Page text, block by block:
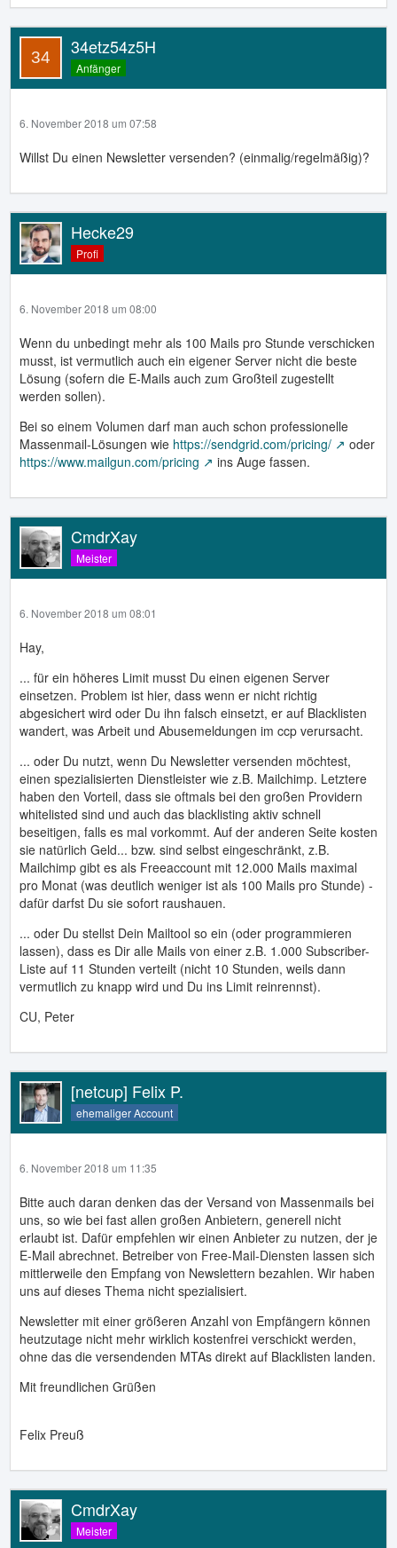
34etz54z5H
Anfänger
6. November 2018 um 07:58
Willst Du einen Newsletter versenden? (einmalig/regelmäßig)?
Hecke29
Profi
6. November 2018 um 08:00
Wenn du unbedingt mehr als 100 Mails pro Stunde verschicken
musst, ist vermutlich auch ein eigener Server nicht die beste
Lösung (sofern die E-Mails auch zum Großteil zugestellt
werden sollen).
Bei so einem Volumen darf man auch schon professionelle
Massenmail-Lösungen wie https://sendgrid.com/pricing/
oder
https://www.mailgun.com/pricing
ins Auge fassen.
CmdrXay
Meister
6. November 2018 um 08:01
Hay,
... für ein höheres Limit musst Du einen eigenen Server
einsetzen. Problem ist hier, dass wenn er nicht richtig
abgesichert wird oder Du ihn falsch einsetzt, er auf Blacklisten
wandert, was Arbeit und Abusemeldungen im ccp verursacht.
... oder Du nutzt, wenn Du Newsletter versenden möchtest,
einen spezialisierten Dienstleister wie z.B. Mailchimp. Letztere
haben den Vorteil, dass sie oftmals bei den großen Providern
whitelisted sind und auch das blacklisting aktiv schnell
beseitigen, falls es mal vorkommt. Auf der anderen Seite kosten
sie natürlich Geld... bzw. sind selbst eingeschränkt, z.B.
Mailchimp gibt es als Freeaccount mit 12.000 Mails maximal
pro Monat (was deutlich weniger ist als 100 Mails pro Stunde) -
dafür darfst Du sie sofort raushauen.
... oder Du stellst Dein Mailtool so ein (oder programmieren
lassen), dass es Dir alle Mails von einer z.B. 1.000 Subscriber-
Liste auf 11 Stunden verteilt (nicht 10 Stunden, weils dann
vermutlich zu knapp wird und Du ins Limit reinrennst).
CU, Peter
[netcup] Felix P.
ehemaliger Account
6. November 2018 um 11:35
Bitte auch daran denken das der Versand von Massenmails bei
uns, so wie bei fast allen großen Anbietern, generell nicht
erlaubt ist. Dafür empfehlen wir einen Anbieter zu nutzen, der je
E-Mail abrechnet. Betreiber von Free-Mail-Diensten lassen sich
mittlerweile den Empfang von Newslettern bezahlen. Wir haben
uns auf dieses Thema nicht spezialisiert.
Newsletter mit einer größeren Anzahl von Empfängern können
heutzutage nicht mehr wirklich kostenfrei verschickt werden,
ohne das die versendenden MTAs direkt auf Blacklisten landen.
Mit freundlichen Grüßen
Felix Preuß
CmdrXay
Meister